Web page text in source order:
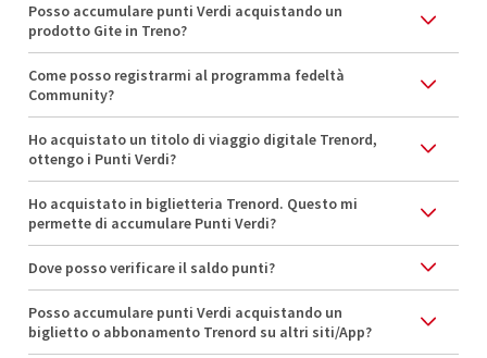
Posso accumulare punti Verdi acquistando un
prodotto Gite in Treno?
Come posso registrarmi al programma fedeltà
Community?
Ho acquistato un titolo di viaggio digitale Trenord,
ottengo i Punti Verdi?
Ho acquistato in biglietteria Trenord. Questo mi
permette di accumulare Punti Verdi?
Dove posso verificare il saldo punti?
Posso accumulare punti Verdi acquistando un
biglietto o abbonamento Trenord su altri siti/App?